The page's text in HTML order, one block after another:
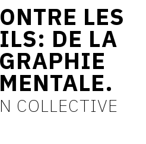
LES
DE LA
COLLECTIVE